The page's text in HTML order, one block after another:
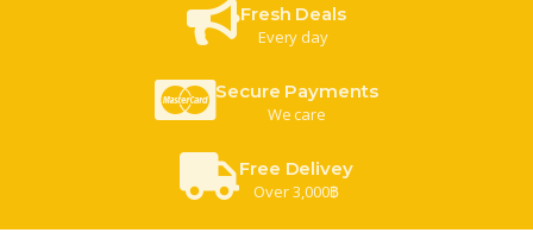
Fresh Deals
Every day
Secure Payments
We care
Free Delivey
Over 3,000฿